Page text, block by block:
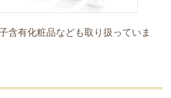
含有化粧品なども取り扱っていま